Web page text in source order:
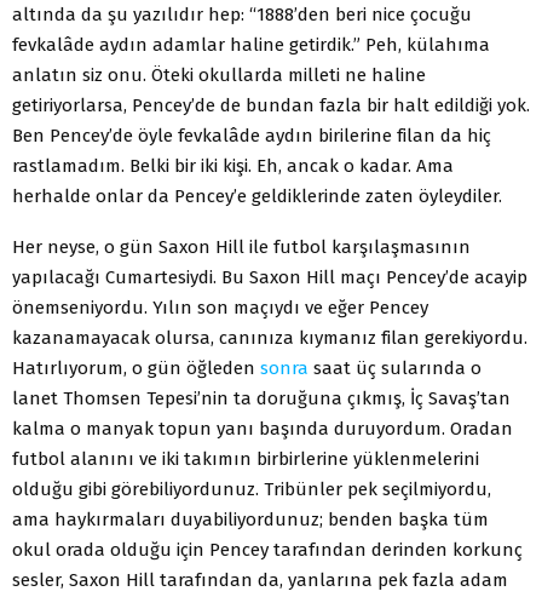
altında da şu yazılıdır hep: “1888’den beri nice çocuğu
fevkalâde aydın adamlar haline getirdik.” Peh, külahıma
anlatın siz onu. Öteki okullarda milleti ne haline
getiriyorlarsa, Pencey’de de bundan fazla bir halt edildiği yok.
Ben Pencey’de öyle fevkalâde aydın birilerine filan da hiç
rastlamadım. Belki bir iki kişi. Eh, ancak o kadar. Ama
herhalde onlar da Pencey’e geldiklerinde zaten öyleydiler.
Her neyse, o gün Saxon Hill ile futbol karşılaşmasının
yapılacağı Cumartesiydi. Bu Saxon Hill maçı Pencey’de acayip
önemseniyordu. Yılın son maçıydı ve eğer Pencey
kazanamayacak olursa, canınıza kıymanız filan gerekiyordu.
Hatırlıyorum, o gün öğleden sonra saat üç sularında o
lanet Thomsen Tepesi’nin ta doruğuna çıkmış, İç Savaş’tan
kalma o manyak topun yanı başında duruyordum. Oradan
futbol alanını ve iki takımın birbirlerine yüklenmelerini
olduğu gibi görebiliyordunuz. Tribünler pek seçilmiyordu,
ama haykırmaları duyabiliyordunuz; benden başka tüm
okul orada olduğu için Pencey tarafından derinden korkunç
sesler, Saxon Hill tarafından da, yanlarına pek fazla adam